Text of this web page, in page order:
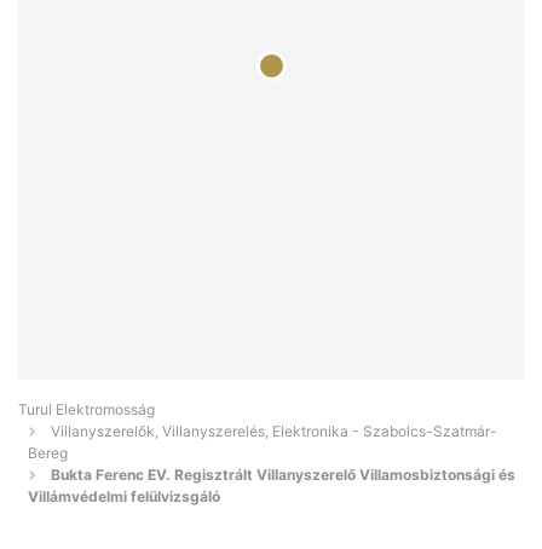
Turul Elektromosság
Villanyszerelők, Villanyszerelés, Elektronika - Szabolcs-Szatmár-
Bereg
Bukta Ferenc EV. Regisztrált Villanyszerelő Villamosbiztonsági és
Villámvédelmi felülvizsgáló